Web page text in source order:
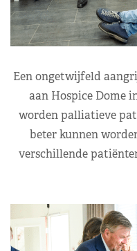
Een ongetwijfeld
aan Hospice Dome
worden palliatieve
beter kunnen
verschillende